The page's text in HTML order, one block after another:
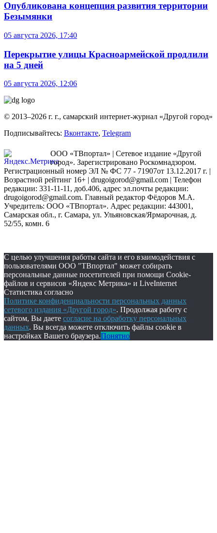
Опубликована концепция развития территории
Безымянки
05 августа 2026, 17:40
Перекрытие улицы Красноармейской продлили
на 5 дней
05 августа 2026, 12:06
© 2013–2026 г. г., самарский интернет-журнал «Другой город»
Подписывайтесь: Вконтакте, Telegram
ООО «ТВпортал» | Сетевое издание «Другой
город». Зарегистрировано Роскомнадзором.
Регистрационный номер ЭЛ № ФС 77 - 71907от 13.12.2017 г. |
Возрастной рейтинг 16+ | drugoigorod@gmail.com | Телефон
редакции: 331-11-11, доб.406, адрес эл.почты редакции:
drugoigorod@gmail.com. Главный редактор Фёдоров М.А.
Учредитель: ООО «ТВпортал». Адрес редакции: 443001,
Самарская обл., г. Самара, ул. Ульяновская/Ярмарочная, д.
52/55, комн. 6
С целью улучшения работы сайта и его взаимодействия с
пользователями ООО "ТВпортал" может собирать
персональные данные посетителей при помощи Cookie-
файлов и сервисов «Яндекс Метрика» и LiveInternet
Статистика согласно
Политике конфиденциальности персональных данных
сетевого издания «Другой город». Продолжая работу с
сайтом, Вы даете согласие на обработку персональных
данных. Вы всегда можете отключить файлы cookie в
настройках Вашего браузера.Понятно